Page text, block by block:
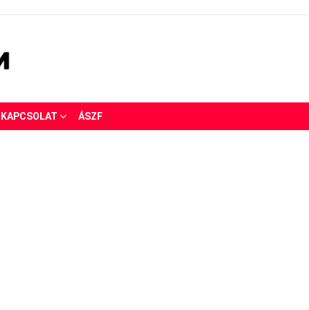
KAPCSOLAT ÁSZF